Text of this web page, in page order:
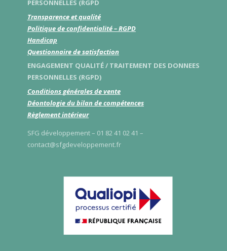
PERSONNELLES (RGPD
Transparence et qualité
Politique de confidentialité – RGPD
Handicap
Questionnaire de satisfaction
ENGAGEMENT QUALITÉ / TRAITEMENT DES DONNEES
PERSONNELLES (RGPD)
Conditions générales de vente
Déontologie du bilan de compétences
Règlement intérieur
SFG développement – 01 82 41 02 41 –
contact@sfgdeveloppement.fr